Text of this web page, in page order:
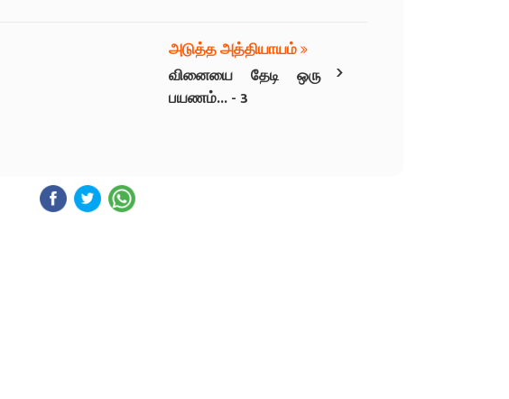
›
அடுத்த அத்தியாயம்
வினையை தேடி ஒரு
பயணம்... - 3